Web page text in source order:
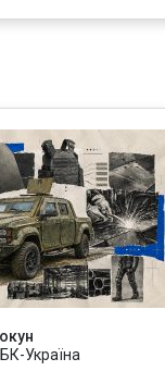
Україна